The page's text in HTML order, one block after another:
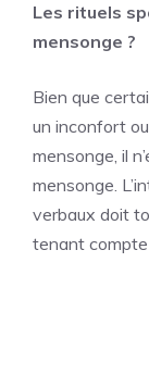
Les rituels
mensonge ?
Bien que
un inconfort
mensonge, il
mensonge.
verbaux doit
tenant